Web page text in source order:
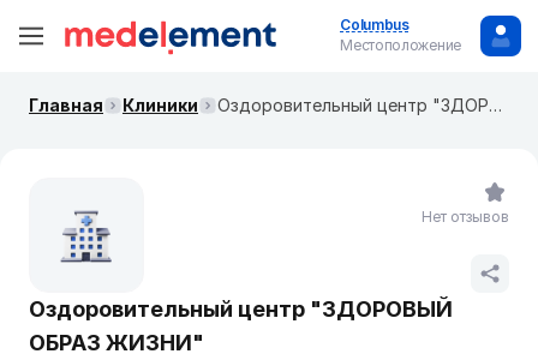
Columbus
Местоположение
Главная Клиники Оздоровительный центр "ЗДОРОВЫЙ ОБРАЗ ЖИЗНИ"
Оздоровительный центр "ЗДОРОВЫЙ
ОБРАЗ ЖИЗНИ"
Нет отзывов